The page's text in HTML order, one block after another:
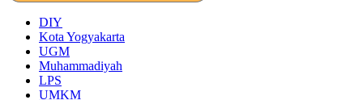
DIY
Kota Yogyakarta
UGM
Muhammadiyah
LPS
UMKM